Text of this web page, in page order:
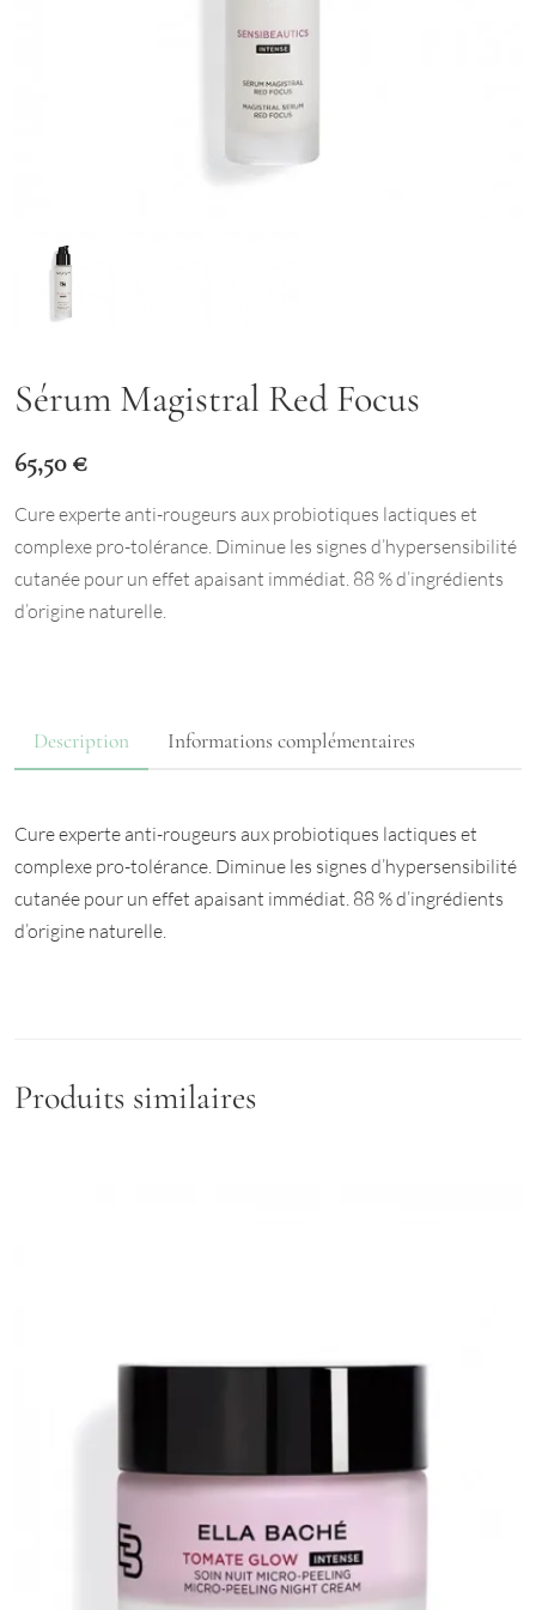
Sérum Magistral Red Focus
65,50€
Cure experte anti-rougeurs aux probiotiques lactiques et
complexe pro-tolérance. Diminue les signes d’hypersensibilité
cutanée pour un effet apaisant immédiat. 88 % d’ingrédients
d’origine naturelle.
Description Informations complémentaires
Cure experte anti-rougeurs aux probiotiques lactiques et
complexe pro-tolérance. Diminue les signes d’hypersensibilité
cutanée pour un effet apaisant immédiat. 88 % d’ingrédients
d’origine naturelle.
Produits similaires